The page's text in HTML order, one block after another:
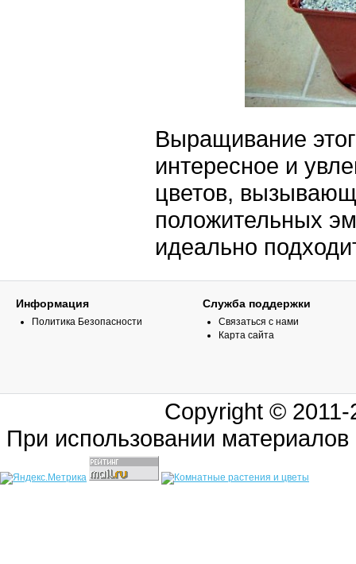
Выращивание
интересное и
цветов,
положительных
идеально
Информация
Политика Безопасности
Служба поддержки
Связаться с нами
Карта сайта
Copyright ©
При использовании